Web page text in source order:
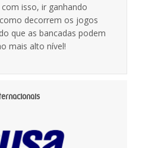
isso, ir ganhando
decorrem os jogos
que as bancadas podem
mais alto nível!